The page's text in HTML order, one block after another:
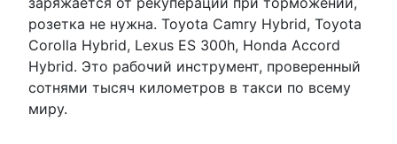
розетка не нужна. Toyota Camry Hybrid, Toyota
Corolla Hybrid, Lexus ES 300h, Honda Accord
Hybrid. Это рабочий инструмент, проверенный
сотнями тысяч километров в такси по всему
миру.